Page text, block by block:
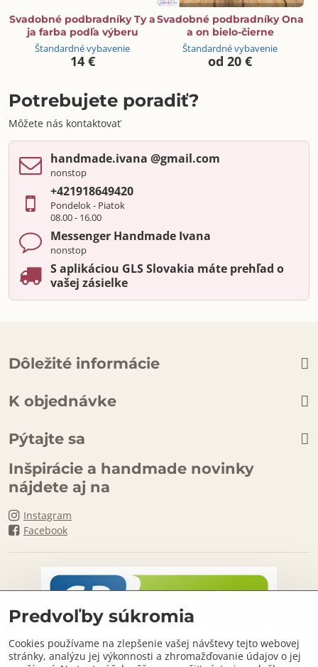
Svadobné podbradníky Ty a
ja farba podľa výberu
Štandardné vybavenie
14 €
Svadobné podbradníky Ona
a on bielo-čierne
Štandardné vybavenie
od 20 €
Potrebujete poradiť?
Môžete nás kontaktovať
handmade​.ivana ​@gmail​.com
nonstop
+421918649420
Pondelok - Piatok
08.00 - 16.00
Messenger Handmade Ivana
nonstop
S aplikáciou GLS Slovakia máte prehľad o
vašej zásielke
Dôležité informácie
K objednávke
Pýtajte sa
Inšpirácie a handmade novinky
nájdete aj na
Instagram
Facebook
Predvoľby súkromia
Cookies používame na zlepšenie vašej návštevy tejto webovej
stránky, analýzu jej výkonnosti a zhromažďovanie údajov o jej